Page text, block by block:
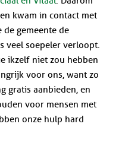
kwam in contact met
de gemeente de
veel soepeler verloopt.
ikzelf niet zou hebben
voor ons, want zo
gratis aanbieden, en
voor mensen met
onze hulp hard